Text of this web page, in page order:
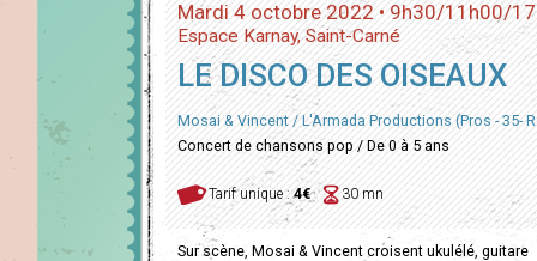
Mardi 4 octobre 2022 • 9h30/11h00/
Espace Karnay, Saint-Carné
LE DISCO DES OISEAUX
Mosai & Vincent / L'Armada Productions (Pros - 35-
Concert de chansons pop / De 0 à 5 ans
Tarif unique :4€ 30 mn
Sur scène, Mosai & Vincent croisent ukulélé, guitare